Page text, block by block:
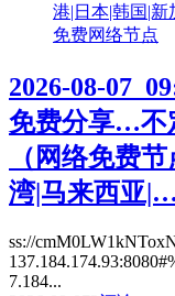
免费网络节点
2026-08-
免费分享…不
（网络免费
湾|马来西亚|…
ss://
7.184...